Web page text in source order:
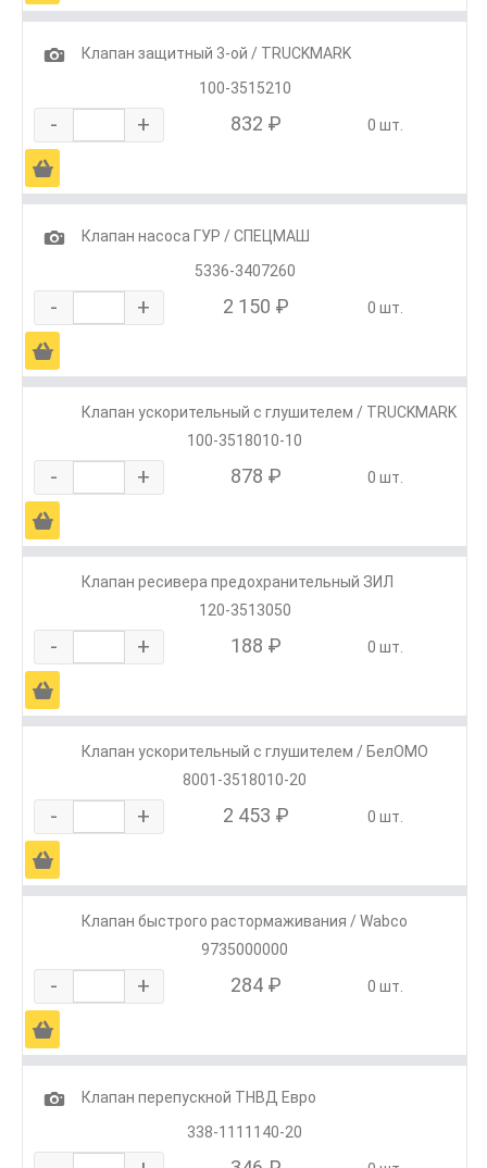
1
Клапан защитный 3-ой / TRUCKMARK
100-3515210
- + 832 ₽ 0 шт.
Ä
1
Клапан насоса ГУР / СПЕЦМАШ
5336-3407260
- + 2 150 ₽ 0 шт.
Ä
Клапан ускорительный с глушителем / TRUCKMARK
100-3518010-10
- + 878 ₽ 0 шт.
Ä
Клапан ресивера предохранительный ЗИЛ
120-3513050
- + 188 ₽ 0 шт.
Ä
Клапан ускорительный с глушителем / БелОМО
8001-3518010-20
- + 2 453 ₽ 0 шт.
Ä
Клапан быстрого растормаживания / Wabco
9735000000
- + 284 ₽ 0 шт.
Ä
1
Клапан перепускной ТНВД Евро
338-1111140-20